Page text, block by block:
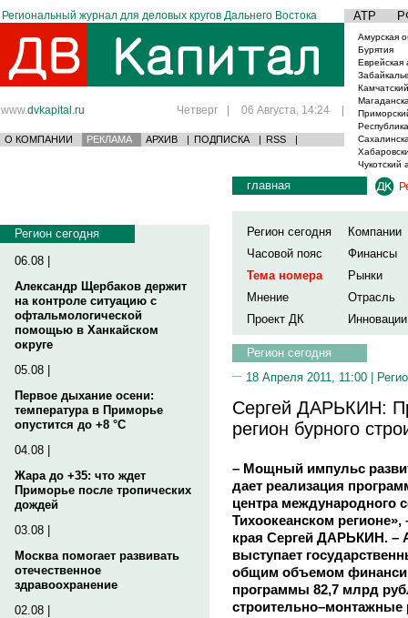
Региональный журнал для деловых кругов Дальнего Востока АТР
www.dvkapital.ru Четверг | 06 Августа, 14:24 |
О КОМПАНИИ РЕКЛАМА АРХИВ | ПОДПИСКА | RSS |
Амурская
Бурятия
Еврейская
Чукотский
Регион сегодня
06.08 |
Александр Щербаков держит
на контроле ситуацию с
офтальмологической
помощью в Ханкайском
округе
05.08 |
Первое дыхание осени:
температура в Приморье
опустится до +8 °C
04.08 |
Жара до +35: что ждет
Приморье после тропических
дождей
03.08 |
Москва помогает развивать
отечественное
здравоохранение
02.08 |
главная
Регион сегодня
Компании
Часовой пояс
Финансы
Тема номера
Рынки
Мнение
Отрасль
Проект ДК
Инновации
Регион сегодня
18 Апреля 2011, 11:00 |
Сергей ДАРЬКИН:
регион бурного
– Мощный импульс
дает реализация
центра международного
Тихоокеанском
края Сергей ДАРЬКИН. –
выступает
общим объемом
программы 82,7 млрд
строительно–монтажные